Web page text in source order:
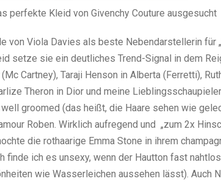
perfekte Kleid von Givenchy Couture ausgesucht
von Viola Davies als beste Nebendarstellerin für
setze sie ein deutliches Trend-Signal in dem
Cartney), Taraji Henson in Alberta (Ferretti),
Theron in Dior und meine
groomed (das heißt, die Haare sehen wie
Roben. Wirklich aufregend und „zum 2x
die rothaarige Emma Stone in ihrem
finde ich es unsexy, wenn der Hautton fast
wie Wasserleichen aussehen lässt). Auch